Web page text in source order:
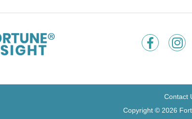
Contact
Copyright © 2026